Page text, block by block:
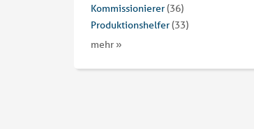
Kommissionierer(36)
Produktionshelfer(33)
mehr »